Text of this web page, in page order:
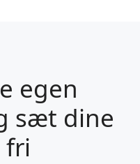
egen
sæt dine
fri